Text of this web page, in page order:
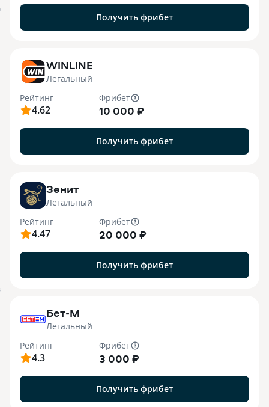
Получить фрибет
WINLINE
Легальный
Рейтинг
4.62
Фрибет
10 000 ₽
Получить фрибет
Зенит
Легальный
Рейтинг
4.47
Фрибет
20 000 ₽
Получить фрибет
Бет-М
Легальный
Рейтинг
4.3
Фрибет
3 000 ₽
Получить фрибет